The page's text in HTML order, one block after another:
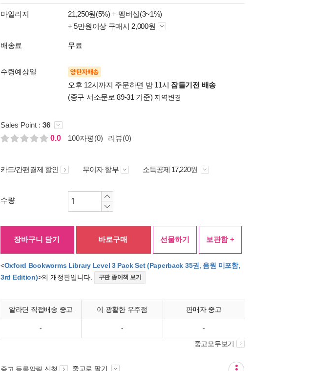
마일리지 21,250원(5%) + 멤버십(3~1%)
+ 5만원이상 구매시 2,000원
배송료 무료
수령예상일 양탄자배송
오후 12시까지 주문하면 밤 11시 잠들기전 배송
(중구 서소문로 89-31 기준) 지역변경
Sales Point : 36
0.0
100자평(0) 리뷰(0)
카드/간편결제 할인 무이자 할부 소득공제 17,220원
수량
장바구니 담기 바로구매 선물하기 보관함 +
<Oxford Bookworms Library Level 3 Pack Set (Paperback 35권, 음원 미포함,
3rd Edition)>의 개정판입니다. 구판 종이책 보기
알라딘 직접배송 중고 이 광활한 우주점 판매자 중고
- - -
중고모두보기
중고 등록알림 신청 중고로 팔기